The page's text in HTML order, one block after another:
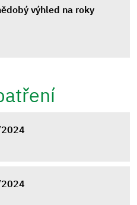
výhled na roky